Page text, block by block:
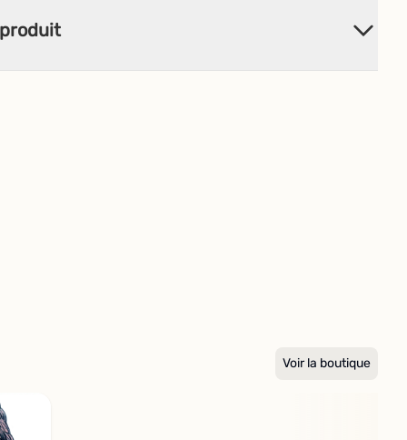
Voir la boutique